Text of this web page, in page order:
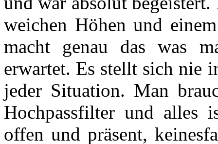
weichen Höhen und
macht genau das was
erwartet. Es stellt sich nie
jeder Situation. Man
Hochpassfilter und alles
offen und präsent,